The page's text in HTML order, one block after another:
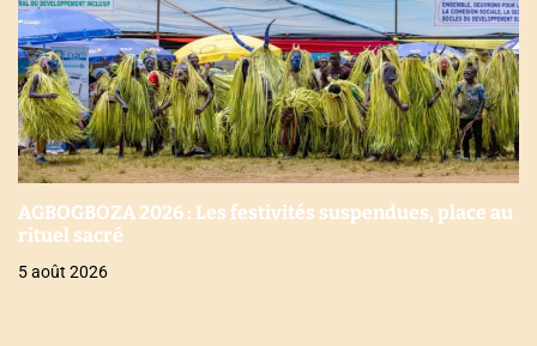
AGBOGBOZA 2026 : Les festivités suspendues, place au
rituel sacré
5 août 2026